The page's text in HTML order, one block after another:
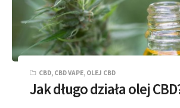
CBD, CBD VAPE, OLEJ CBD
Jak długo działa olej